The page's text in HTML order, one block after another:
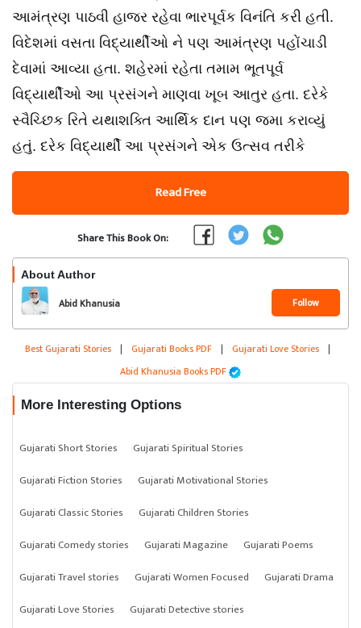
આમંત્રણ પાઠવી હાજર રહેવા ભારપૂર્વક વિનંતિ કરી હતી.
વિદેશમાં વસતા વિદ્યાર્થીઓ ને પણ આમંત્રણ પહોંચાડી
દેવામાં આવ્યા હતા. શહેરમાં રહેતા તમામ ભૂતપૂર્વ
વિદ્યાર્થીઓ આ પ્રસંગને માણવા ખૂબ આતુર હતા. દરેકે
સ્વૈચ્છિક રિતે યથાશક્તિ આર્થિક દાન પણ જમા કરાવ્યું
હતું. દરેક વિદ્યાર્થી આ પ્રસંગને એક ઉત્સવ તરીકે
Read Free
Share This Book On:
About Author
Abid Khanusia Follow
Best Gujarati Stories | Gujarati Books PDF | Gujarati Love Stories |
Abid Khanusia Books PDF
More Interesting Options
Gujarati Short Stories
Gujarati Spiritual Stories
Gujarati Fiction Stories
Gujarati Motivational Stories
Gujarati Classic Stories
Gujarati Children Stories
Gujarati Comedy stories
Gujarati Magazine
Gujarati Poems
Gujarati Travel stories
Gujarati Women Focused
Gujarati Drama
Gujarati Love Stories
Gujarati Detective stories